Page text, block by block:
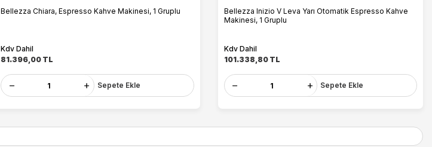
Bellezza Chiara, Espresso Kahve Makinesi, 1 Gruplu
Kdv Dahil
81.396,00 TL
Sepete Ekle
Bellezza Inizio V Leva Yarı Otomatik Espresso Kahve
Makinesi, 1 Gruplu
Kdv Dahil
101.338,80TL
Sepete Ekle